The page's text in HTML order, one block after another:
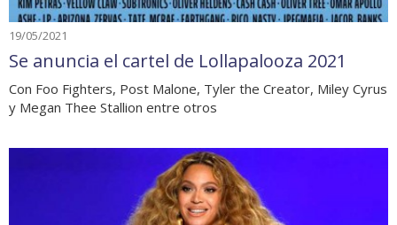
19/05/2021
Se anuncia el cartel de Lollapalooza 2021
Con Foo Fighters, Post Malone, Tyler the Creator, Miley Cyrus
y Megan Thee Stallion entre otros